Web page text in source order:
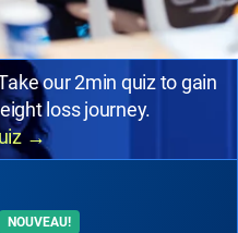
our 2min quiz to gain
loss journey.
→
NOUVEAU!